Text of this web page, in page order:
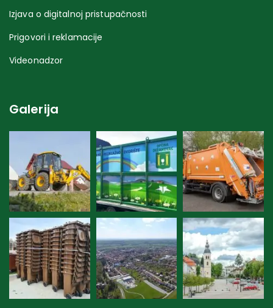
Izjava o digitalnoj pristupačnosti
Prigovori i reklamacije
Videonadzor
Galerija